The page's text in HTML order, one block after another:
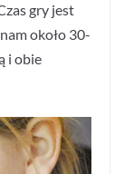
gry jest
około 30-
i obie